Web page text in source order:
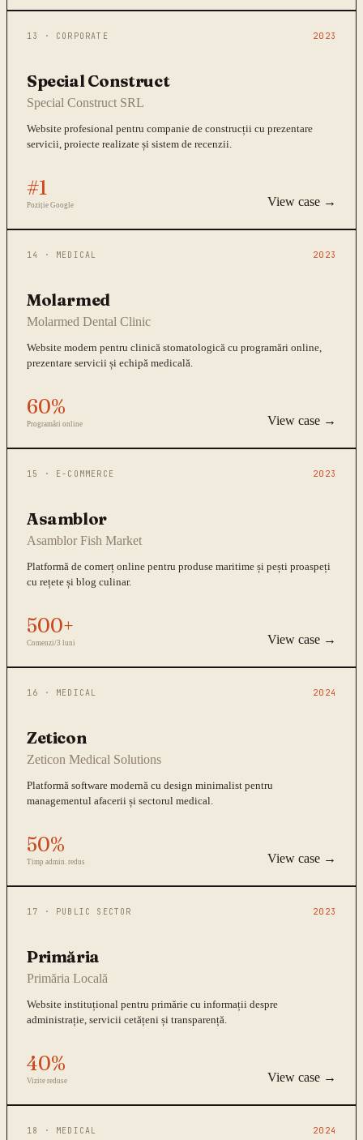
13 · CORPORATE 2023
Special Construct
Special Construct SRL
Website profesional pentru companie de construcții cu prezentare
servicii, proiecte realizate și sistem de recenzii.
#1
Poziție Google View case →
14 · MEDICAL 2023
Molarmed
Molarmed Dental Clinic
Website modern pentru clinică stomatologică cu programări online,
prezentare servicii și echipă medicală.
60%
Programări online View case →
15 · E-COMMERCE 2023
Asamblor
Asamblor Fish Market
Platformă de comerț online pentru produse maritime și pești proaspeți
cu rețete și blog culinar.
500+
Comenzi/3 luni View case →
16 · MEDICAL 2024
Zeticon
Zeticon Medical Solutions
Platformă software modernă cu design minimalist pentru
managementul afacerii și sectorul medical.
50%
Timp admin. redus View case →
17 · PUBLIC SECTOR 2023
Primăria
Primăria Locală
Website instituțional pentru primărie cu informații despre
administrație, servicii cetățeni și transparență.
40%
Vizite reduse View case →
18 · MEDICAL 2024